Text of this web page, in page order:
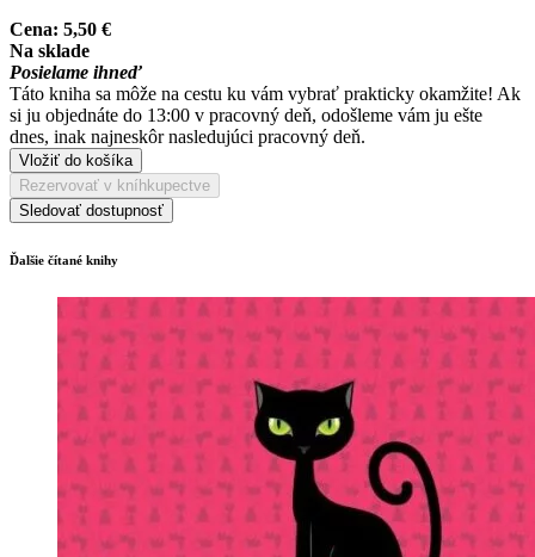
Cena: 5,50 €
Na sklade
Posielame ihneď
Táto kniha sa môže na cestu ku vám vybrať prakticky okamžite! Ak
si ju objednáte do 13:00 v pracovný deň, odošleme vám ju ešte
dnes, inak najneskôr nasledujúci pracovný deň.
Vložiť do košíka
Rezervovať v kníhkupectve
Sledovať dostupnosť
Ďalšie čítané knihy